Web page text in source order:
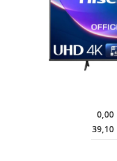
0,00
39,10